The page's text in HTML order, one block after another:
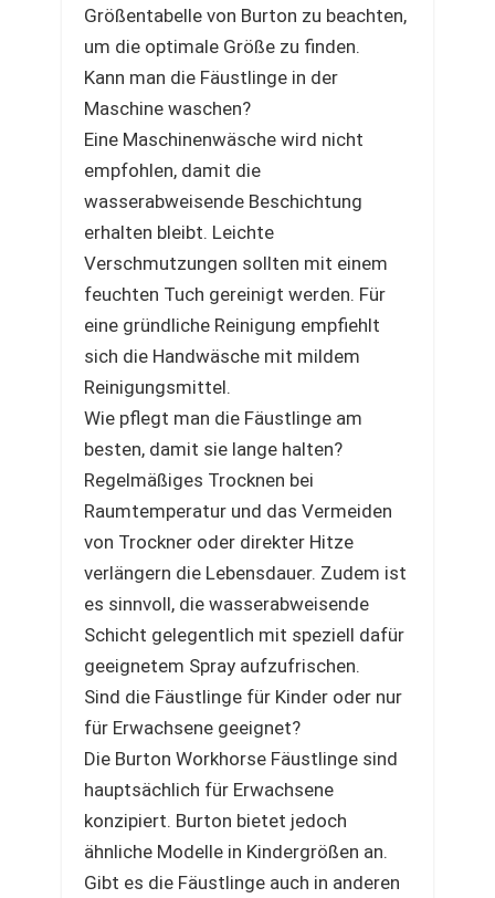
Größentabelle von Burton zu beachten,
um die optimale Größe zu finden.
Kann man die Fäustlinge in der
Maschine waschen?
Eine Maschinenwäsche wird nicht
empfohlen, damit die
wasserabweisende Beschichtung
erhalten bleibt. Leichte
Verschmutzungen sollten mit einem
feuchten Tuch gereinigt werden. Für
eine gründliche Reinigung empfiehlt
sich die Handwäsche mit mildem
Reinigungsmittel.
Wie pflegt man die Fäustlinge am
besten, damit sie lange halten?
Regelmäßiges Trocknen bei
Raumtemperatur und das Vermeiden
von Trockner oder direkter Hitze
verlängern die Lebensdauer. Zudem ist
es sinnvoll, die wasserabweisende
Schicht gelegentlich mit speziell dafür
geeignetem Spray aufzufrischen.
Sind die Fäustlinge für Kinder oder nur
für Erwachsene geeignet?
Die Burton Workhorse Fäustlinge sind
hauptsächlich für Erwachsene
konzipiert. Burton bietet jedoch
ähnliche Modelle in Kindergrößen an.
Gibt es die Fäustlinge auch in anderen